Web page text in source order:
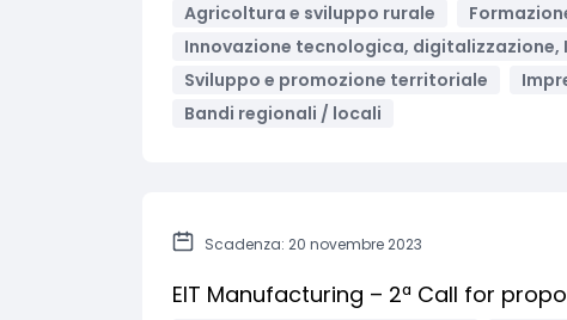
Agricoltura e sviluppo rurale
Innovazione tecnologica, digitalizzazione,
Sviluppo e promozione territoriale
Bandi regionali / locali
Scadenza: 20 novembre 2023
EIT Manufacturing – 2ª Call for